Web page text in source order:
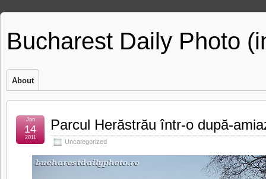
Bucharest Daily Photo
About
Parcul Herăstrău într-o după-
Uncategorized
Jan
14
2011